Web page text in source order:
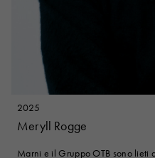
2025
Meryll Rogge
Marni e il Gruppo OTB sono lieti